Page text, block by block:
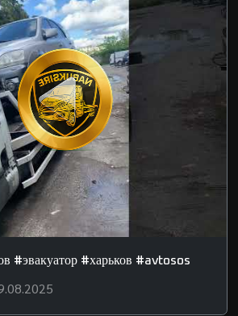
#эвакуатор #харьков #avtosos